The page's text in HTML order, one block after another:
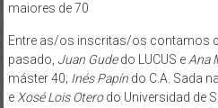
maiores de 70
Entre as/os inscritas/os contamos
pasado, Juan Gudedo LUCUS eAna
máster 40; Inés Papíndo C.A. Sada
eXosé Lois Oterodo Universidad de